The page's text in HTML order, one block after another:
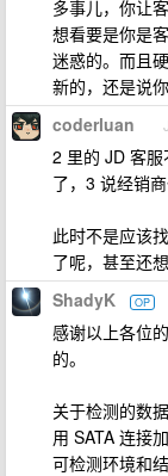
多事儿，你让
想看要是你是
迷惑的。而且
新的，还是说
coderluan
2 里的 JD 客
了，3 说经销商
此时不是应该
了呢，甚至还
ShadyK OP
感谢以上各位
的。
关于检测的数
用 SATA 连接
可检测环境和